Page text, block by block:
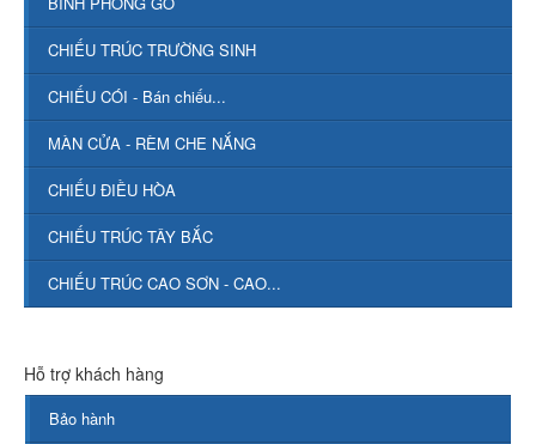
CHIẾU TRÚC TRƯỜNG SINH
CHIẾU CÓI - Bán chiếu...
MÀN CỬA - RÈM CHE NẮNG
CHIẾU ĐIỀU HÒA
CHIẾU TRÚC TÂY BẮC
CHIẾU TRÚC CAO SƠN - CAO...
Hỗ trợ khách hàng
Bảo hành